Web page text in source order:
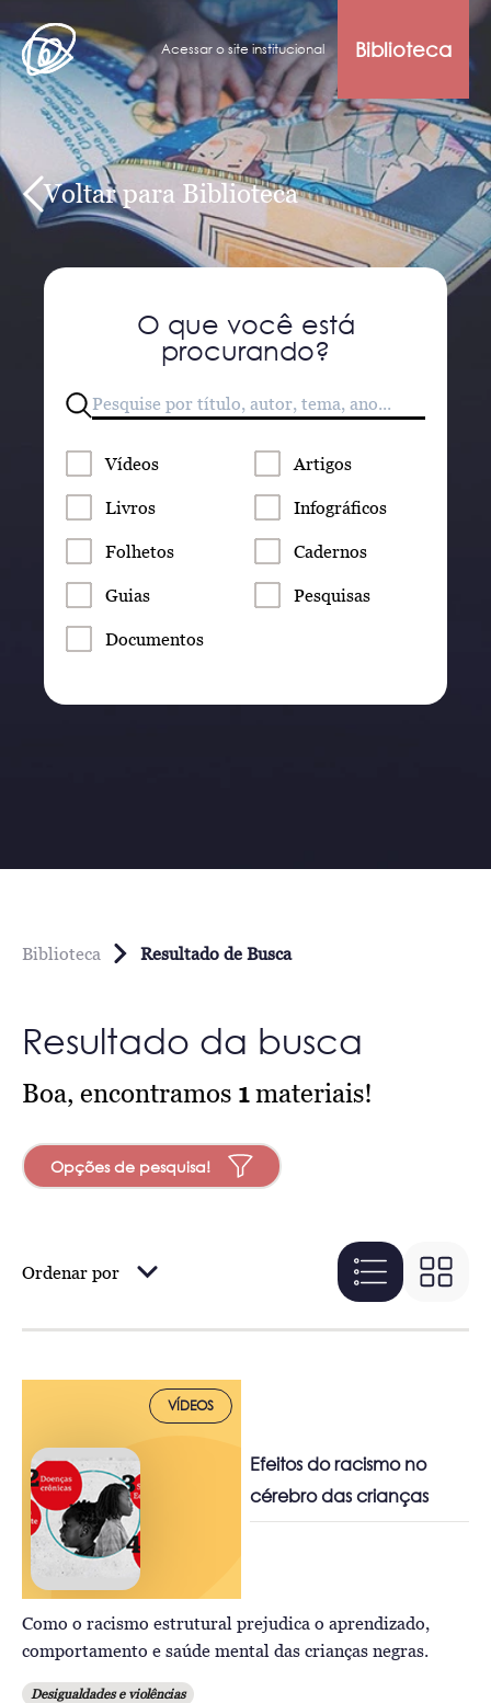
Acessar o site institucional Biblioteca
Voltar para Biblioteca
O que você está
procurando?
Vídeos Artigos
Livros Infográficos
Folhetos Cadernos
Guias Pesquisas
Documentos
Biblioteca Resultado de Busca
Resultado da busca
Boa, encontramos 1materiais!
Opções de pesquisa!
Ordenar por
VÍDEOS
Efeitos do racismo no
cérebro das crianças
Como o racismo estrutural prejudica o aprendizado,
comportamento e saúde mental das crianças negras.
Desigualdades e violências